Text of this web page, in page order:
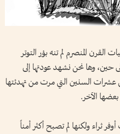
القرن المنصرم لم تنه بؤر التوتر
حين، وها نحن نشهد عودتها إلى
عشرات السنين التي مرت من تهدئتها
الآخر.
ثراء ولكنها لم تصبح أكثر أمناً